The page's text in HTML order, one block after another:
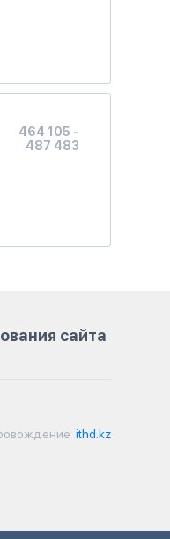
464 105 -
487 483
сайта
ithd.kz